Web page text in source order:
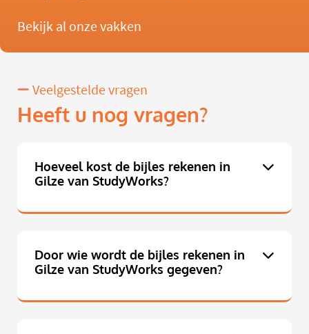
Bekijk al onze vakken
Veelgestelde vragen
Heeft u nog vragen?
Hoeveel kost de bijles rekenen in
Gilze van StudyWorks?
Door wie wordt de bijles rekenen in
Gilze van StudyWorks gegeven?